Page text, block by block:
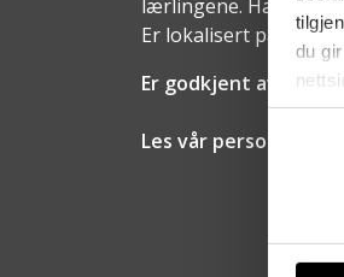
du
lærlingene. Har en
Er lokalisert på
Er godkjent av
Les vår